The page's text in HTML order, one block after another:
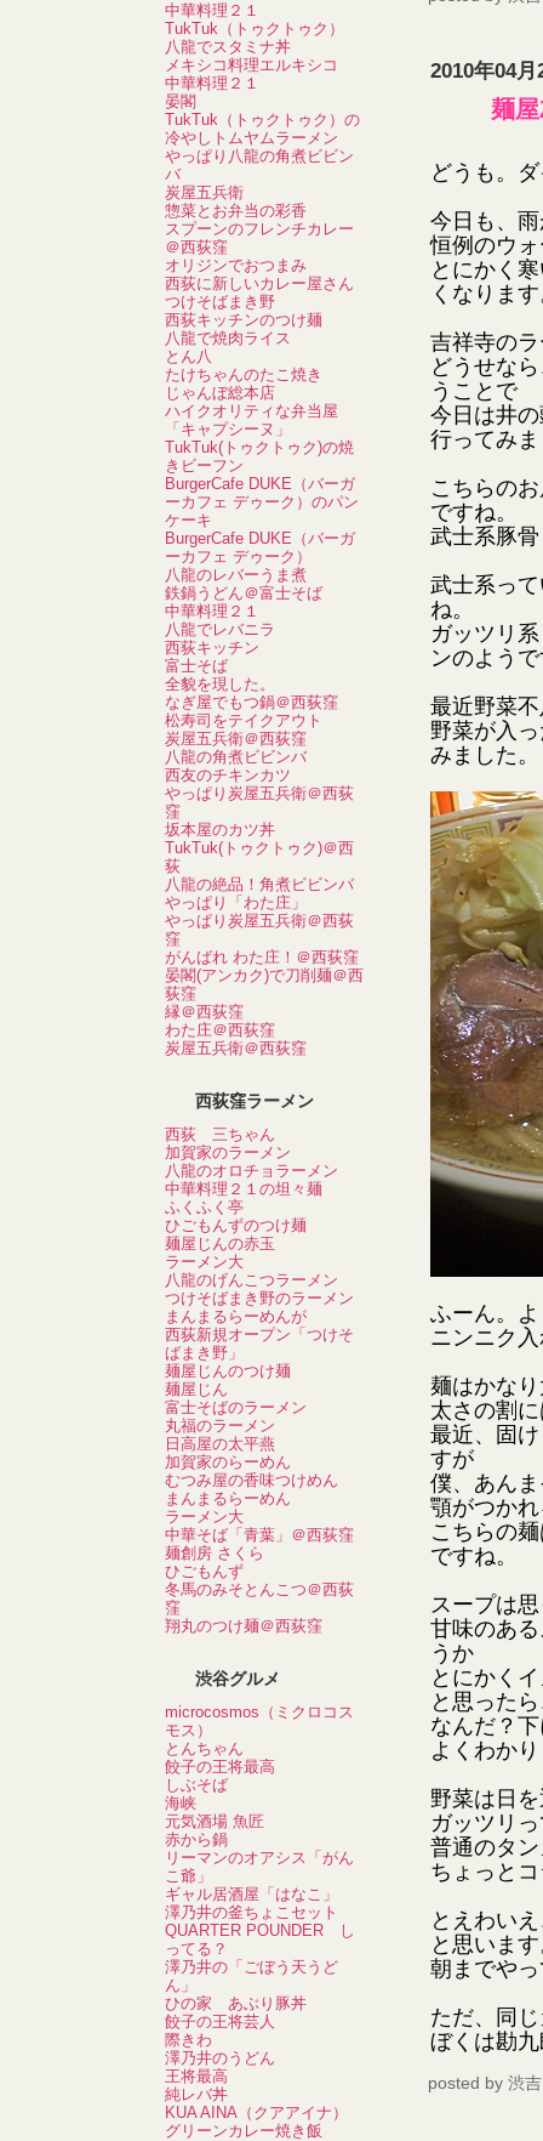
中華料理２１
TukTuk（トゥクトゥク）
八龍でスタミナ丼
メキシコ料理エルキシコ
中華料理２１
晏閣
TukTuk（トゥクトゥク）の
冷やしトムヤムラーメン
やっぱり八龍の角煮ビビン
バ
炭屋五兵衛
惣菜とお弁当の彩香
スプーンのフレンチカレー
＠西荻窪
オリジンでおつまみ
西荻に新しいカレー屋さん
つけそばまき野
西荻キッチンのつけ麺
八龍で焼肉ライス
とん八
たけちゃんのたこ焼き
じゃんぼ総本店
ハイクオリティな弁当屋
「キャプシーヌ」
TukTuk(トゥクトゥク)の焼
きビーフン
BurgerCafe DUKE（バーガ
ーカフェ デゥーク）のパン
ケーキ
BurgerCafe DUKE（バーガ
ーカフェ デゥーク）
八龍のレバーうま煮
鉄鍋うどん＠富士そば
中華料理２１
八龍でレバニラ
西荻キッチン
富士そば
全貌を現した。
なぎ屋でもつ鍋＠西荻窪
松寿司をテイクアウト
炭屋五兵衛＠西荻窪
八龍の角煮ビビンバ
西友のチキンカツ
やっぱり炭屋五兵衛＠西荻
窪
坂本屋のカツ丼
TukTuk(トゥクトゥク)＠西
荻
八龍の絶品！角煮ビビンバ
やっぱり「わた庄」
やっぱり炭屋五兵衛＠西荻
窪
がんばれ わた庄！＠西荻窪
晏閣(アンカク)で刀削麺＠西
荻窪
縁＠西荻窪
わた庄＠西荻窪
炭屋五兵衛＠西荻窪
西荻窪ラーメン
西荻 三ちゃん
加賀家のラーメン
八龍のオロチョラーメン
中華料理２１の坦々麺
ふくふく亭
ひごもんずのつけ麺
麺屋じんの赤玉
ラーメン大
八龍のげんこつラーメン
つけそばまき野のラーメン
まんまるらーめんが
西荻新規オープン「つけそ
ばまき野」
麺屋じんのつけ麺
麺屋じん
富士そばのラーメン
丸福のラーメン
日高屋の太平燕
加賀家のらーめん
むつみ屋の香味つけめん
まんまるらーめん
ラーメン大
中華そば「青葉」＠西荻窪
麺創房 さくら
ひごもんず
冬馬のみそとんこつ＠西荻
窪
翔丸のつけ麺＠西荻窪
渋谷グルメ
microcosmos（ミクロコス
モス）
とんちゃん
餃子の王将最高
しぶそば
海峡
元気酒場 魚匠
赤から鍋
リーマンのオアシス「がん
こ爺」
ギャル居酒屋「はなこ」
澤乃井の釜ちょこセット
QUARTER POUNDER し
ってる？
澤乃井の「ごぼう天うど
ん」
ひの家 あぶり豚丼
餃子の王将芸人
際きわ
澤乃井のうどん
王将最高
純レバ丼
KUA AINA（クアアイナ）
グリーンカレー焼き飯
2010年04月
麺
どうも。
今日も、
恒例のウ
とにかく
くなりま
吉祥寺の
どうせな
うことで
今日は井
行ってみ
こちらの
ですね。
武士系豚
武士系っ
ね。
ガッツリ
ンのよう
最近野菜
野菜が入
みました。
ふーん。
ニンニク
麺はかな
太さの割
最近、固
すが
僕、あん
顎がつか
こちらの
ですね。
スープは
甘味のあ
うか
とにかく
と思った
なんだ？
よくわか
野菜は日
ガッツリ
普通のタ
ちょっと
とえわい
と思いま
朝までや
ただ、同
ぼくは勘
posted by 渋吉